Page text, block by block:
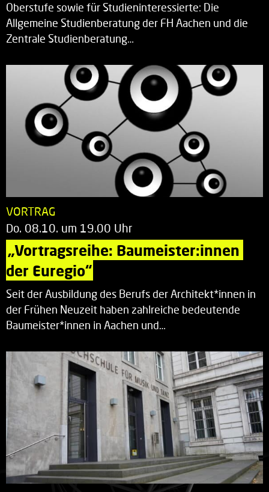
Oberstufe sowie für Studieninteressierte: Die
Allgemeine Studienberatung der FH Aachen und die
Zentrale Studienberatung…
VORTRAG
Do. 08.10. um 19.00 Uhr
„Vortragsreihe: Baumeister:innen
der Euregio“
Seit der Ausbildung des Berufs der Architekt*innen in
der Frühen Neuzeit haben zahlreiche bedeutende
Baumeister*innen in Aachen und…